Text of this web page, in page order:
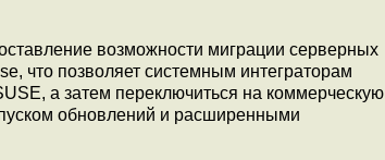
возможности миграции серверных
что позволяет системным интеграторам
а затем переключиться на коммерческую
обновлений и расширенными